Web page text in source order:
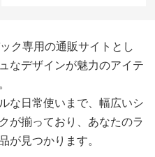
ク専用の通販サイトとし
なデザインが魅力のアイテ
な日常使いまで、幅広いシ
が揃っており、あなたのラ
が見つかります。